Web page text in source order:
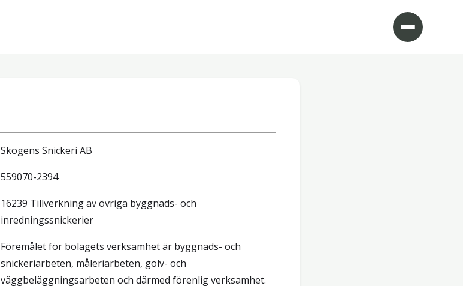
Skogens Snickeri AB
559070-2394
16239 Tillverkning av övriga byggnads- och
inredningssnickerier
Föremålet för bolagets verksamhet är byggnads- och
snickeriarbeten, måleriarbeten, golv- och
väggbeläggningsarbeten och därmed förenlig verksamhet.